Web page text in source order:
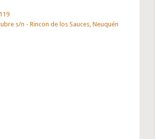
s/n - Rincon de los Sauces, Neuquén